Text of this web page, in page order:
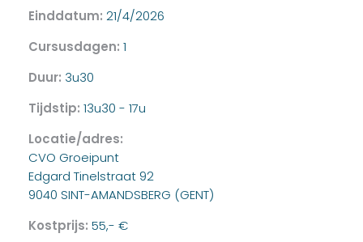
Einddatum: 21/4/2026
Cursusdagen: 1
Duur: 3u30
Tijdstip: 13u30 - 17u
Locatie/adres:
CVO Groeipunt
Edgard Tinelstraat 92
9040 SINT-AMANDSBERG (GENT)
Kostprijs: 55,- €